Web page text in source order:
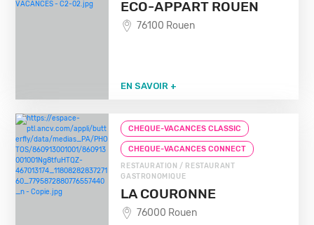
ECO-APPART ROUEN
76100 Rouen
EN SAVOIR +
CHEQUE-VACANCES CLASSIC
CHEQUE-VACANCES CONNECT
RESTAURATION / RESTAURANT
GASTRONOMIQUE
LA COURONNE
76000 Rouen